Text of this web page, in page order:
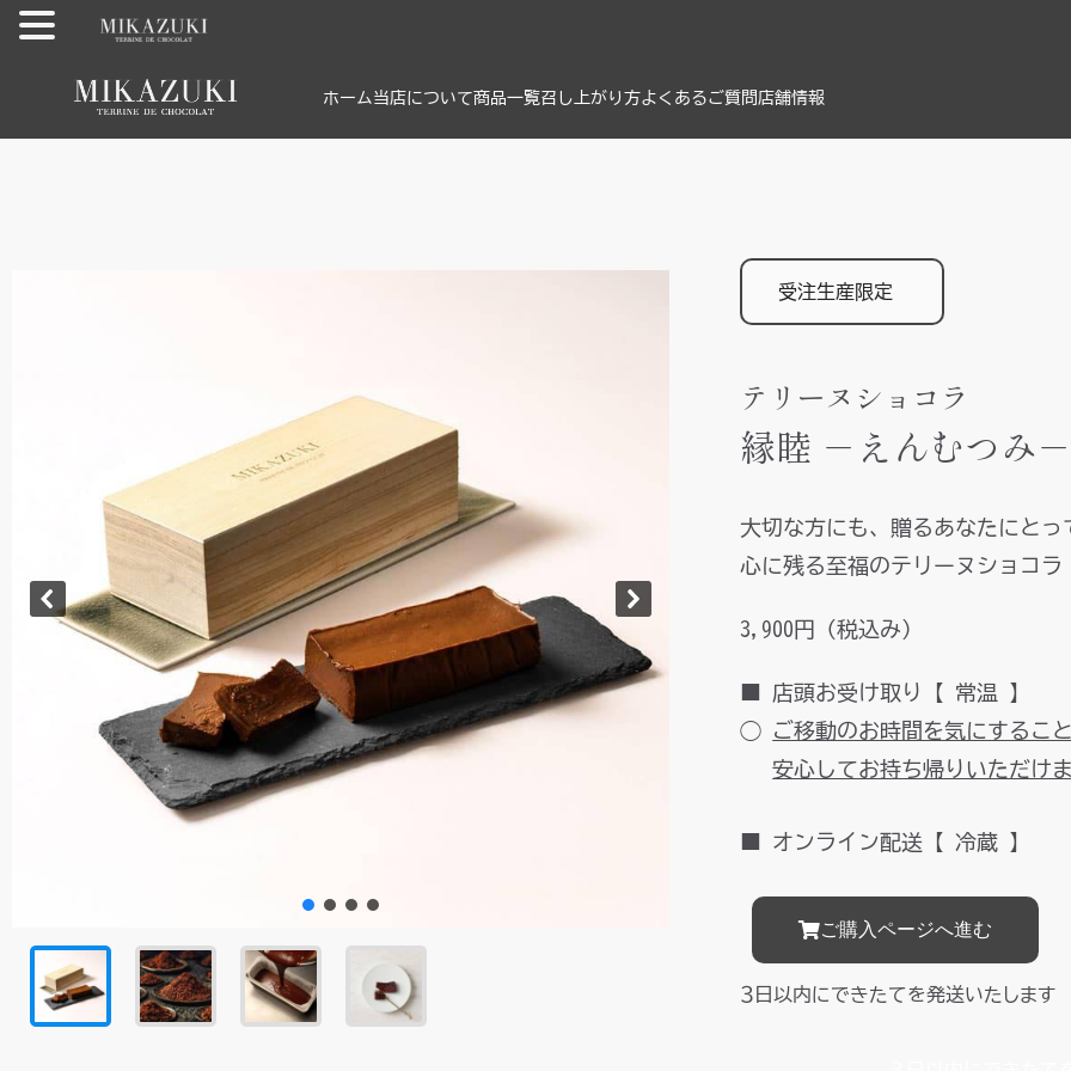
を
ホーム 当店について商品一覧召し上がり方よくあるご質問 店舗情報
受注生産限定
テリーヌショコラ
縁睦 －えんむつみ
大切な方にも、贈るあなたにとっ
心に残る至福のテリーヌショコラ
3,900円（税込み）
■ 店頭お受け取り【 常温 】
◯
ご移動のお時間を気にするこ
安心してお持ち帰りいただけ
■ オンライン配送【 冷蔵 】
ご購入ページへ進む
３日以内にできたてを発送いたします